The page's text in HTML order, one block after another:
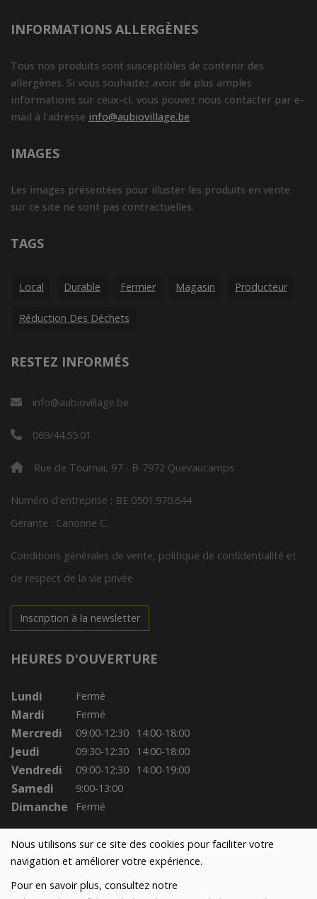
Nous utilisons sur ce site des cookies pour faciliter votre
navigation et améliorer votre expérience.
Pour en savoir plus, consultez notre
INFORMATIONS ALLERGÈNES
Tous nos produits sont susceptibles de contenir des
allergènes. Si vous souhaitez avoir de plus amples
informations sur ceux-ci, vous pouvez nous contacter par e-
mail à l'adresse info@aubiovillage.be
IMAGES
Les images présentées pour illuster les produits en vente
sur ce site ne sont pas contractuelles.
TAGS
Local Durable Fermier Magasin Producteur
Réduction Des Déchets
RESTEZ INFORMÉS
info@aubiovillage.be
069/44.55.01
Rue de Tournai, 97 - B-7972 Quevaucamps
Numéro d'entreprise : BE 0501.970.644
Gérante : Canonne C.
Conditions générales de vente, politique de confidentialité et
de respect de la vie privée
Inscription à la newsletter
HEURES D'OUVERTURE
Lundi Fermé
Mardi Fermé
Mercredi 09:00-12:30 14:00-18:00
Jeudi 09:30-12:30 14:00-18:00
Vendredi 09:00-12:30 14:00-19:00
Samedi 9:00-13:00
Dimanche Fermé